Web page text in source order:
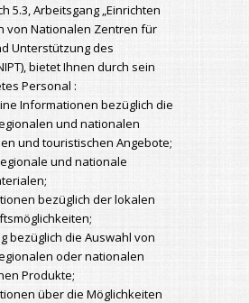
5.3, Arbeitsgang „Einrichten
von Nationalen Zentren für
Unterstützung des
bietet Ihnen durch sein
Personal :
Informationen bezüglich die
und nationalen
und touristischen Angebote;
und nationale
bezüglich der lokalen
bezüglich die Auswahl von
oder nationalen
Produkte;
über die Möglichkeiten